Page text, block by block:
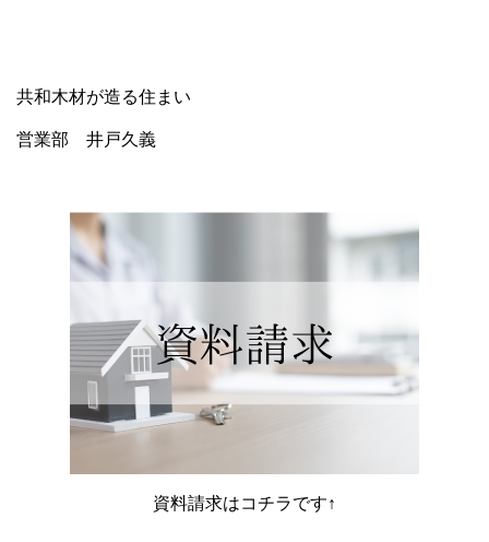
共和木材が造る住まい
営業部 井戸久義
資料請求はコチラです↑